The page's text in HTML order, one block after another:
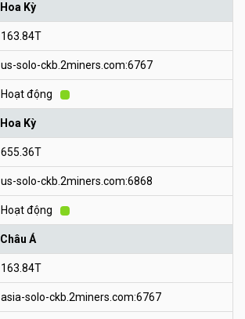
Hoa Kỳ
163.84T
us-solo-ckb.2miners.com:6767
Hoạt động
Hoa Kỳ
655.36T
us-solo-ckb.2miners.com:6868
Hoạt động
Châu Á
163.84T
asia-solo-ckb.2miners.com:6767